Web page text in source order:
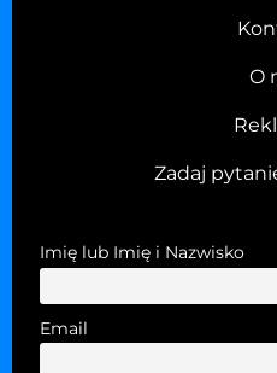
O
Zadaj
Imię lub Imię i Nazwisko
Email